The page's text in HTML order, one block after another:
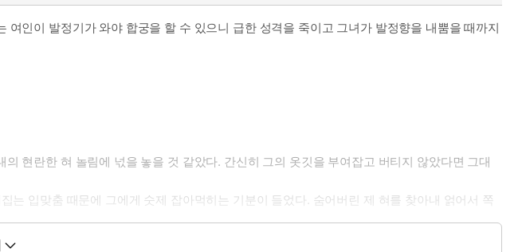
속을 들여다보지 못했으니 절구가 아닌 제 몸에다 방아를 찧고 싶다는 의미인 것을 몰랐다.
인이 발정기가 와야 합궁을 할 수 있으니 급한 성격을 죽이고 그녀가 발정향을 내뿜을 때까지
현란한 혀 놀림에 넋을 놓을 것 같았다. 간신히 그의 옷깃을 부여잡고 버티지 않았다면 그대
입맞춤 때문에 그에게 숫제 잡아먹히는 기분이 들었다. 숨어버린 제 혀를 찾아내 얽어서 쪽
을 벅벅 그었다. 하지만 그에게 실낱같은 타격도 주지 못하고 근육질의 가슴엔 실금조차 그어